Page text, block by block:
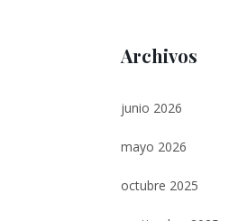
Archivos
junio 2026
mayo 2026
octubre 2025